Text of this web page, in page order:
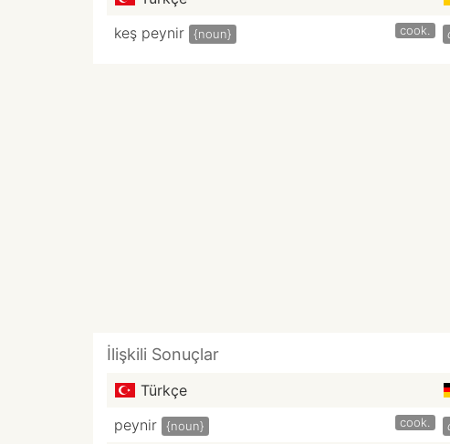
keş peynir
{noun} cook.
İlişkili Sonuçlar
Türkçe
peynir
{noun} cook.